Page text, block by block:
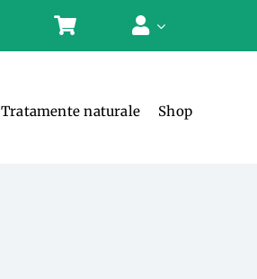
Tratamente naturale Shop